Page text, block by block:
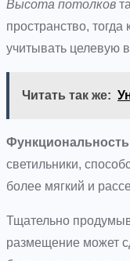
Высота потолков
пространство,
учитывать целевую
Читать так же:
Функциональность
светильники,
более мягкий и
Тщательно
размещение может